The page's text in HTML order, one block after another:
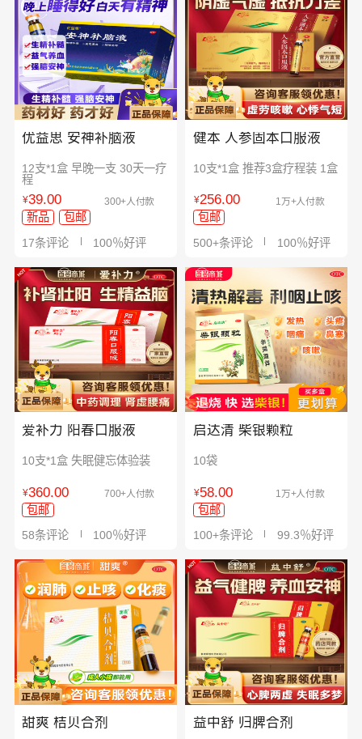
优益思 安神补脑液
12支*1盒 早晚一支 30天一疗
程
¥39.00 300+人付款
新品
包邮
17条评论
100％好评
健本 人参固本口服液
10支*1盒 推荐3盒疗程装 1盒
¥256.00 1万+人付款
包邮
500+条评论
100％好评
爱补力 阳春口服液
10支*1盒 失眠健忘体验装
¥360.00 700+人付款
包邮
58条评论
100％好评
启达清 柴银颗粒
10袋
¥58.00 1万+人付款
包邮
100+条评论
99.3％好评
甜爽 桔贝合剂 益中舒 归脾合剂